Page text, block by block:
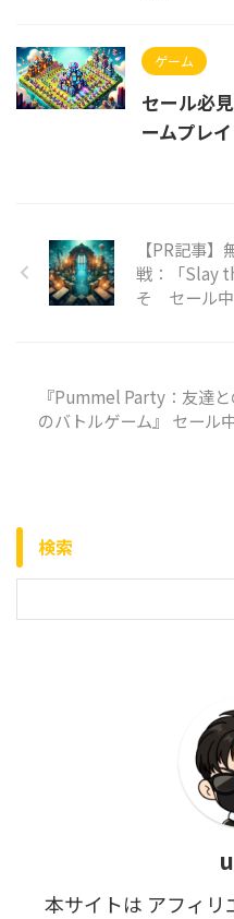
ゲーム
セール必
ームプレ
【PR記事
戦：「Slay
そ セール中
『Pummel Party：友達
のバトルゲーム』 セール
検索
本サイトは アフィリ